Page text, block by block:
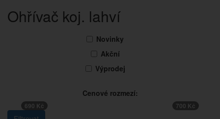
Ohřívač koj. lahví
Novinky
Akční
Výprodej
Cenové rozmezí:
690 Kč 700 Kč